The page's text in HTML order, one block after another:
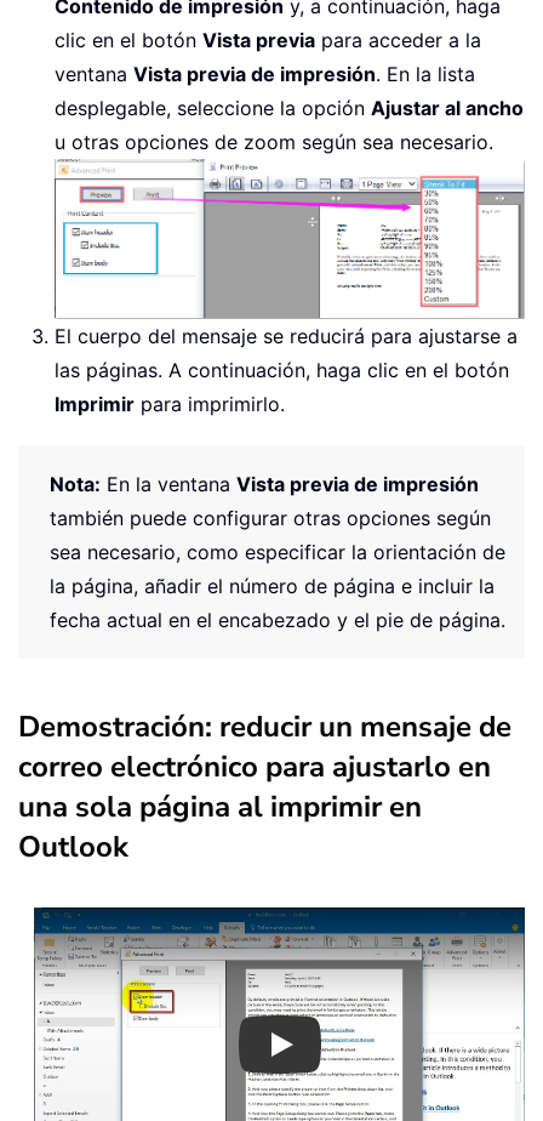
Contenido de impresión y, a continuación, haga
clic en el botón Vista previa para acceder a la
ventana Vista previa de impresión. En la lista
desplegable, seleccione la opción Ajustar al ancho
u otras opciones de zoom según sea necesario.
El cuerpo del mensaje se reducirá para ajustarse a
las páginas. A continuación, haga clic en el botón
Imprimir para imprimirlo.
Nota: En la ventana Vista previa de impresión
también puede configurar otras opciones según
sea necesario, como especificar la orientación de
la página, añadir el número de página e incluir la
fecha actual en el encabezado y el pie de página.
Demostración: reducir un mensaje de
correo electrónico para ajustarlo en
una sola página al imprimir en
Outlook
Play